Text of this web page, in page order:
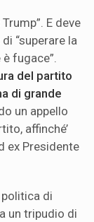
E deve
“superare la
fugace”.
del partito
di grande
un appello
affinché’
ex Presidente
di
un tripudio di